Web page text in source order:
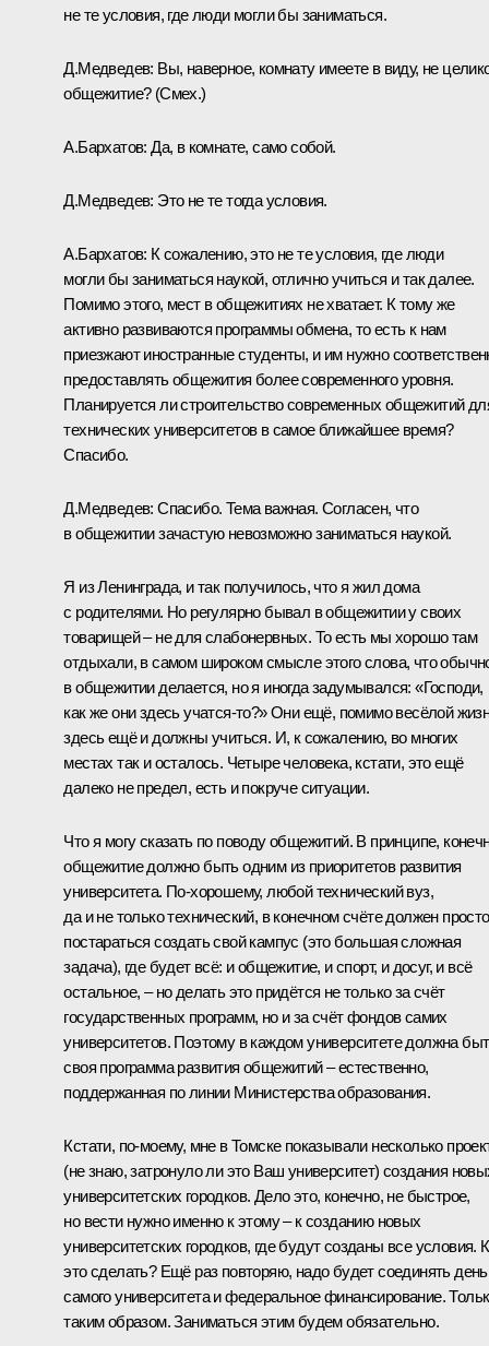
не те условия, где люди могли бы заниматься.
Д.Медведев: Вы, наверное, комнату имеете в виду, не
общежитие? (Смех.)
А.Бархатов: Да, в комнате, само собой.
Д.Медведев: Это не те тогда условия.
А.Бархатов: К сожалению, это не те условия, где люди
могли бы заниматься наукой, отлично учиться и так далее.
Помимо этого, мест в общежитиях не хватает. К тому же
активно развиваются программы обмена, то есть к нам
приезжают иностранные студенты, и им нужно
предоставлять общежития более современного уровня.
Планируется ли строительство современных общежитий
технических университетов в самое ближайшее время?
Спасибо.
Д.Медведев:Спасибо. Тема важная. Согласен, что
в общежитии зачастую невозможно заниматься наукой.
Я из Ленинграда, и так получилось, что я жил дома
с родителями. Но регулярно бывал в общежитии у своих
товарищей – не для слабонервных. То есть мы хорошо там
отдыхали, в самом широком смысле этого слова, что
в общежитии делается, но я иногда задумывался: «Господи,
как же они здесь учатся‑то?» Они ещё, помимо весёлой
здесь ещё и должны учиться. И, к сожалению, во многих
местах так и осталось. Четыре человека, кстати, это ещё
далеко не предел, есть и покруче ситуации.
Что я могу сказать по поводу общежитий. В принципе,
общежитие должно быть одним из приоритетов развития
университета. По‑хорошему, любой технический вуз,
да и не только технический, в конечном счёте должен просто
постараться создать свой кампус (это большая сложная
задача), где будет всё: и общежитие, и спорт, и досуг, и всё
остальное, – но делать это придётся не только за счёт
государственных программ, но и за счёт фондов самих
университетов. Поэтому в каждом университете должна
своя программа развития общежитий – естественно,
поддержанная по линии Министерства образования.
Кстати, по‑моему, мне в Томске показывали несколько
(не знаю, затронуло ли это Ваш университет) создания
университетских городков. Дело это, конечно, не быстрое,
но вести нужно именно к этому – к созданию новых
университетских городков, где будут созданы все условия.
это сделать? Ещё раз повторяю, надо будет соединять
самого университета и федеральное финансирование.
таким образом. Заниматься этим будем обязательно.